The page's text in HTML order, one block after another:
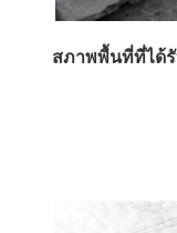
สภาพพื้นที่ที่ได้